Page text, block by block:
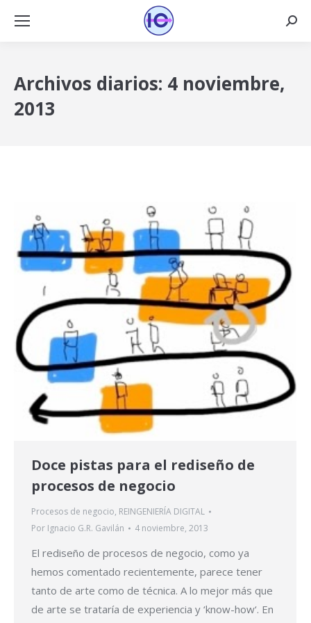
Archivos diarios: 4 noviembre,
2013
Doce pistas para el rediseño de
procesos de negocio
Procesos de negocio, REINGENIERÍA DIGITAL
Por Ignacio G.R. Gavilán 4 noviembre, 2013
El rediseño de procesos de negocio, como ya
hemos comentado recientemente, parece tener
tanto de arte como de técnica. A lo mejor más que
de arte se trataría de experiencia y ‘know-how‘. En